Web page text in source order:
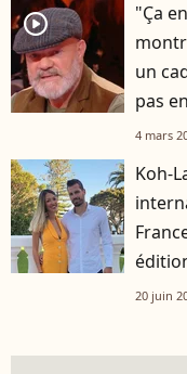
player2
"Ça
un
pas
4 mars
Koh-
20 juin